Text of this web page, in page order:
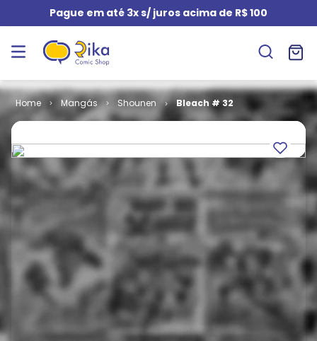
Pague em até 3x s/ juros acima de R$ 100
Mangás Shounen Bleach # 32